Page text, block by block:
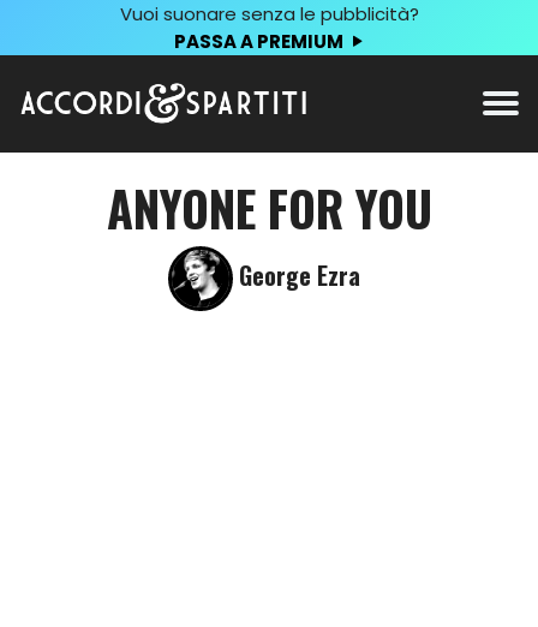
Vuoi suonare senza le pubblicità?
PASSA A PREMIUM
ANYONE FOR YOU
George Ezra